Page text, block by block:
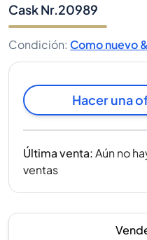
Cask Nr.20989
Condición: Como nuevo
Hacer una
Última venta:Aún no
ventas